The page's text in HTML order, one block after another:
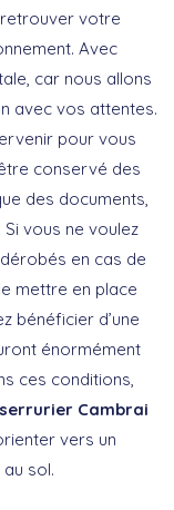
votre
Avec
car nous allons
avec vos attentes.
pour vous
conservé des
des documents,
vous ne voulez
en cas de
mettre en place
bénéficier d’une
énormément
ces conditions,
serrurier Cambrai
vers un
sol.